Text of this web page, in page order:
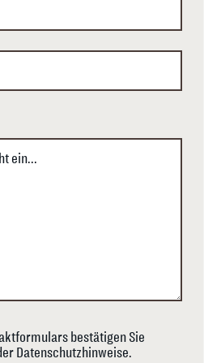
bestätigen Sie
Datenschutzhinweise.